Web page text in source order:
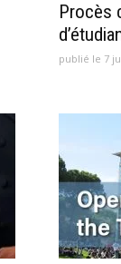
Procès
publié le 7